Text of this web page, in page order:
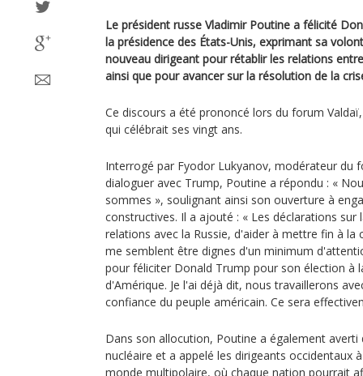
Le président russe Vladimir Poutine a félicité
la présidence des États-Unis, exprimant sa
nouveau dirigeant pour rétablir les relations
ainsi que pour avancer sur la résolution de la
Ce discours a été prononcé lors du forum
qui célébrait ses vingt ans.
Interrogé par Fyodor Lukyanov, modérateur du
dialoguer avec Trump, Poutine a répondu : «
sommes », soulignant ainsi son ouverture à
constructives. Il a ajouté : « Les déclarations sur
relations avec la Russie, d'aider à mettre fin à la
me semblent être dignes d'un minimum
pour féliciter Donald Trump pour son élection à
d'Amérique. Je l'ai déjà dit, nous travaillerons
confiance du peuple américain. Ce sera
Dans son allocution, Poutine a également averti
nucléaire et a appelé les dirigeants occidentaux
monde multipolaire, où chaque nation pourrait